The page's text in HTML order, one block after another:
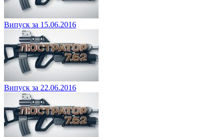
Випуск за 15.06.2016
Випуск за 22.06.2016